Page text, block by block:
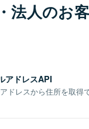
法人のお
アドレスAPI
ドレスから住所を取得